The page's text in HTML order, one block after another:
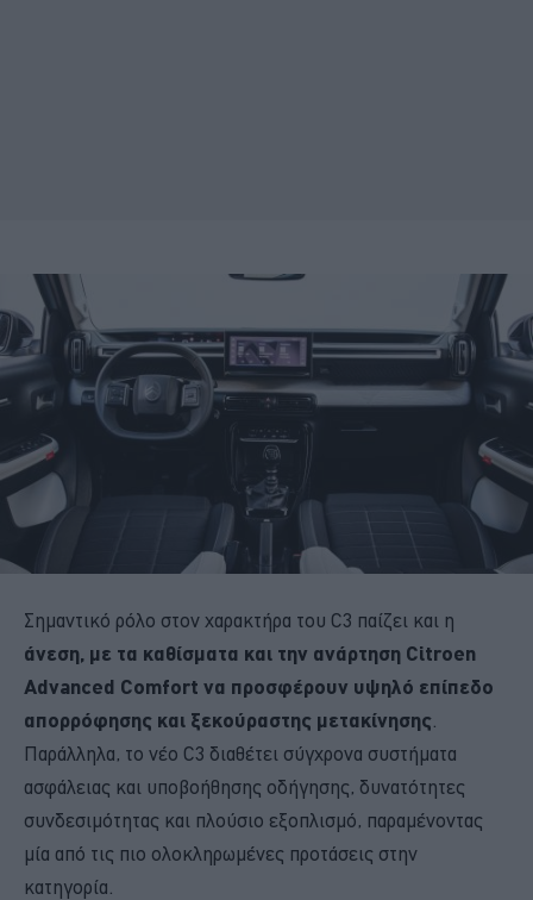
Σημαντικό ρόλο στον χαρακτήρα του C3 παίζει και η
άνεση, με τα καθίσματα και την ανάρτηση Citroen
Advanced Comfort να προσφέρουν υψηλό επίπεδο
απορρόφησης και ξεκούραστης μετακίνησης
Παράλληλα, το νέο C3 διαθέτει σύγχρονα συστήματα
ασφάλειας και υποβοήθησης οδήγησης, δυνατότητες
συνδεσιμότητας και πλούσιο εξοπλισμό, παραμένοντας
μία από τις πιο ολοκληρωμένες προτάσεις στην
κατηγορία.